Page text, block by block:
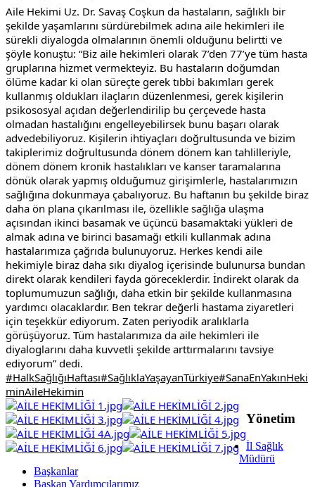
Aile Hekimi Uz. Dr. Savaş Coşkun da hastaların, sağlıklı bir
şekilde yaşamlarını sürdürebilmek adına aile hekimleri ile
sürekli diyalogda olmalarının önemli olduğunu belirtti ve
şöyle konuştu: “Biz aile hekimleri olarak 7’den 77’ye tüm hasta
gruplarına hizmet vermekteyiz. Bu hastaların doğumdan
ölüme kadar ki olan süreçte gerek tıbbi bakımları gerek
kullanmış oldukları ilaçların düzenlenmesi, gerek kişilerin
psikososyal açıdan değerlendirilip bu çerçevede hasta
olmadan hastalığını engelleyebilirsek bunu başarı olarak
advedebiliyoruz. Kişilerin ihtiyaçları doğrultusunda ve bizim
takiplerimiz doğrultusunda dönem dönem kan tahlilleriyle,
dönem dönem kronik hastalıkları ve kanser taramalarına
dönük olarak yapmış olduğumuz girişimlerle, hastalarımızın
sağlığına dokunmaya çabalıyoruz. Bu haftanın bu şekilde biraz
daha ön plana çıkarılması ile, özellikle sağlığa ulaşma
açısından ikinci basamak ve üçüncü basamaktaki yükleri de
almak adına ve birinci basamağı etkili kullanmak adına
hastalarımıza çağrıda bulunuyoruz. Herkes kendi aile
hekimiyle biraz daha sıkı diyalog içerisinde bulunursa bundan
direkt olarak kendileri fayda göreceklerdir. İndirekt olarak da
toplumumuzun sağlığı, daha etkin bir şekilde kullanmasına
yardımcı olacaklardır. Ben tekrar değerli hastama ziyaretleri
için teşekkür ediyorum. Zaten periyodik aralıklarla
görüşüyoruz. Tüm hastalarımıza da aile hekimleri ile
diyaloglarını daha kuvvetli şekilde arttırmalarını tavsiye
ediyorum” dedi.
#HalkSağlığıHaftası#SağlıklaYaşayanTürkiye#SanaEnYakınHeki
minAileHekimin
Yönetim
İl Sağlık
Müdürü
Başkanlar
Başkan Yardımcılarımız